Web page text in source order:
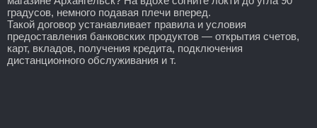
градусов, немного подавая плечи вперед.
Такой договор устанавливает правила и условия
предоставления банковских продуктов — открытия счетов,
карт, вкладов, получения кредита, подключения
дистанционного обслуживания и т.